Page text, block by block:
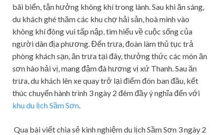
bãi biển, tận hưởng không khí trong lành. Sau khi ăn sáng,
du khách ghé thăm các khu chợ hải sản, hoà mình vào
không khí đông vui tấp nập, tìm hiểu về cuộc sống của
người dân địa phương. Đến trưa, đoàn làm thủ tục trả
phòng khách sạn, ăn trưa tại đây, thưởng thức các món ăn
sơn hào hải vị, mang đậm đà hương vị xứ Thanh. Sau ăn
trưa, du khách lên xe quay trở lại điểm đón ban đầu, kết
thúc chuyến hành trình 3 ngày 2 đêm đầy ý nghĩa đến với
khu du lịch Sầm Sơn.
Qua bài viết chia sẻ kinh nghiệm du lịch Sầm Sơn 3 ngày 2